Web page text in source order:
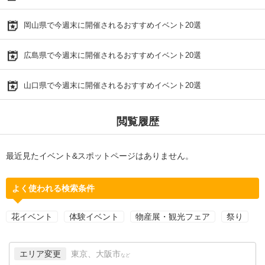
岡山県で今週末に開催されるおすすめイベント20選
広島県で今週末に開催されるおすすめイベント20選
山口県で今週末に開催されるおすすめイベント20選
閲覧履歴
最近見たイベント&スポットページはありません。
よく使われる検索条件
花イベント 体験イベント 物産展・観光フェア 祭り
エリア変更 東京、大阪市 など